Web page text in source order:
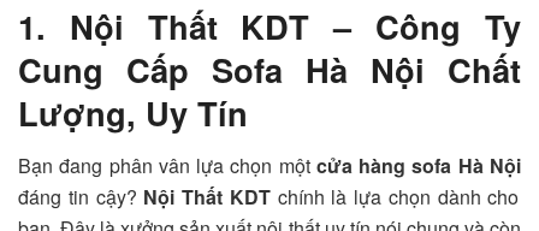
1. Nội Thất KDT – Công Ty
Cung Cấp Sofa Hà Nội Chất
Lượng, Uy Tín
Bạn đang phân vân lựa chọn một cửa hàng sofa Hà Nội
đáng tin cậy? Nội Thất KDTchính là lựa chọn dành cho